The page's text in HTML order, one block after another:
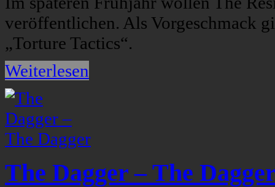
veröffentlichen. Als Vorgeschmack
„Torture Tactics“.
Weiterlesen
The Dagger – The